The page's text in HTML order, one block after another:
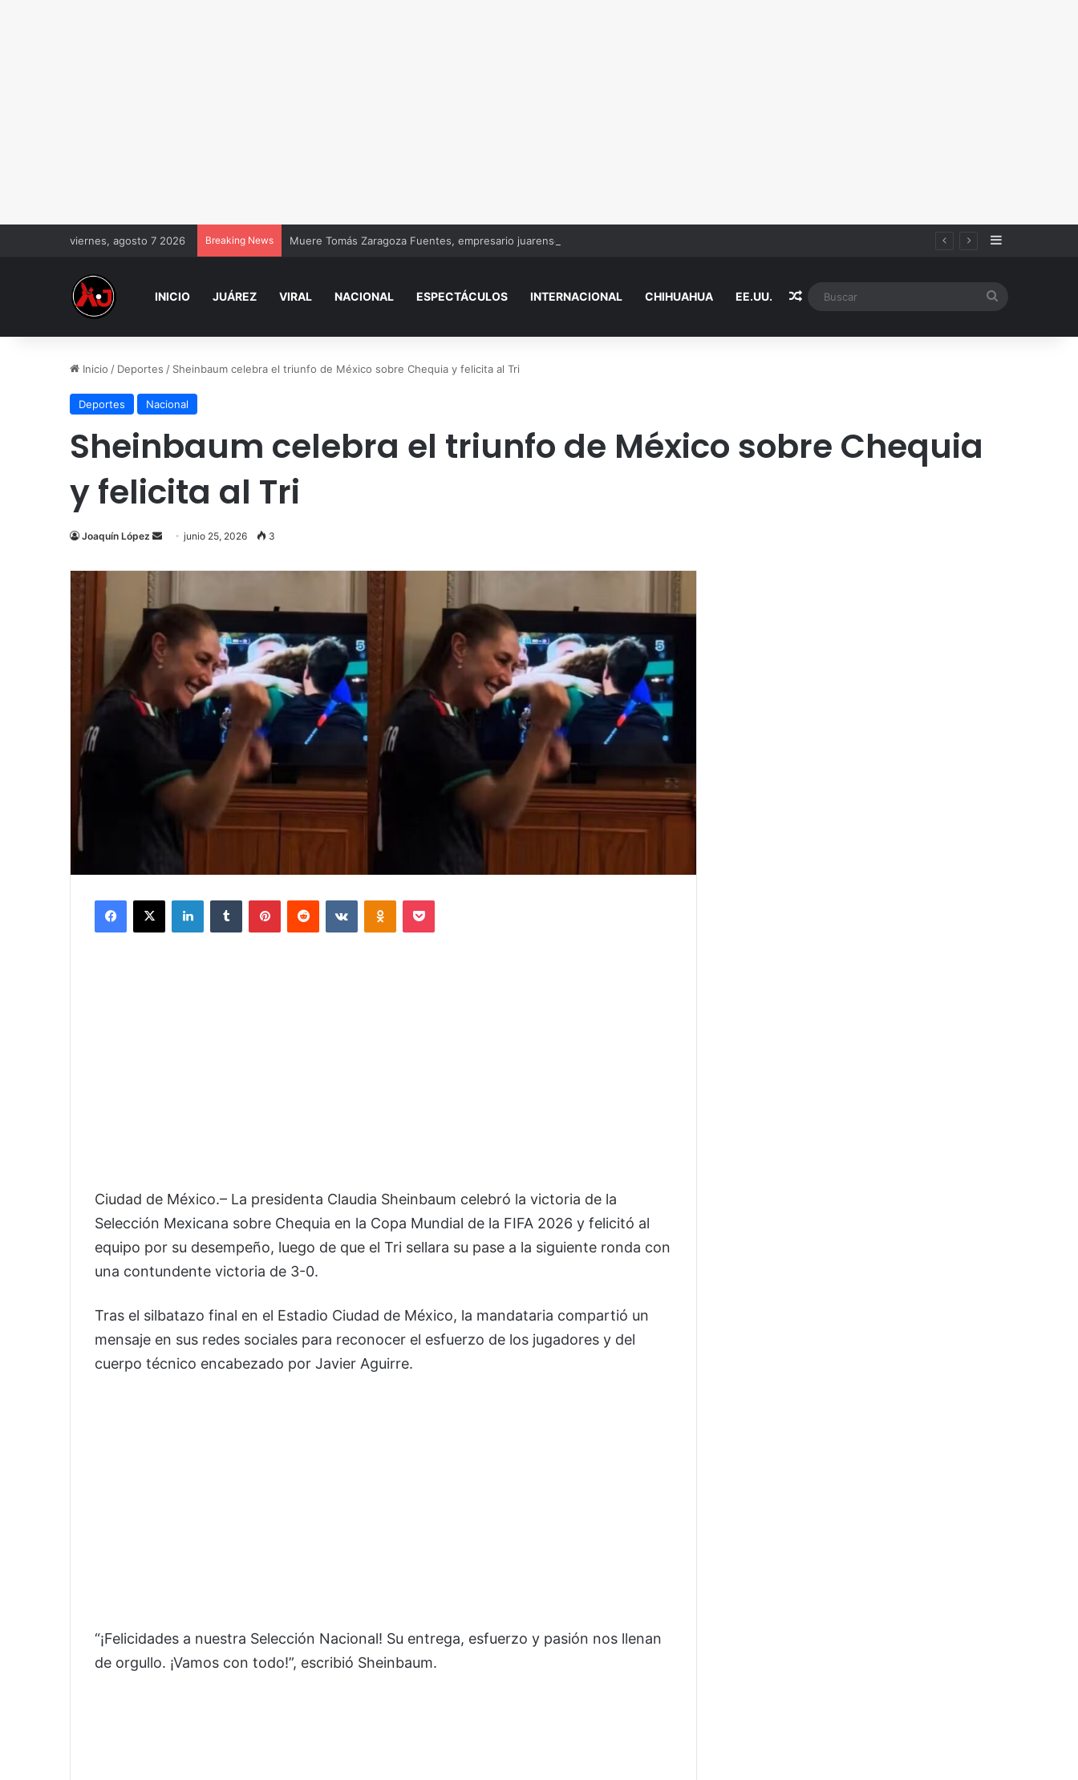
viernes, agosto 7 2026 Breaking News Muere Tomás Zaragoza Fuentes, empresario juarense Sidebar
INICIO JUÁREZ VIRAL NACIONAL ESPECTÁCULOS INTERNACIONAL CHIHUAHUA EE.UU. Random Article
Inicio / Deportes / Sheinbaum celebra el triunfo de México sobre Chequia y felicita al Tri
Deportes Nacional
Sheinbaum celebra el triunfo de México sobre Chequia
y felicita al Tri
Joaquín López
Send
email
junio 25, 2026 3
Facebook
X LinkedInTumblr PinterestReddit VKontakteOdnoklassniki
Pocket
Ciudad de México.– La presidenta Claudia Sheinbaum celebró la victoria de la
Selección Mexicana sobre Chequia en la Copa Mundial de la FIFA 2026 y felicitó al
equipo por su desempeño, luego de que el Tri sellara su pase a la siguiente ronda con
una contundente victoria de 3-0.
Tras el silbatazo final en el Estadio Ciudad de México, la mandataria compartió un
mensaje en sus redes sociales para reconocer el esfuerzo de los jugadores y del
cuerpo técnico encabezado por Javier Aguirre.
“¡Felicidades a nuestra Selección Nacional! Su entrega, esfuerzo y pasión nos llenan
de orgullo. ¡Vamos con todo!”, escribió Sheinbaum.